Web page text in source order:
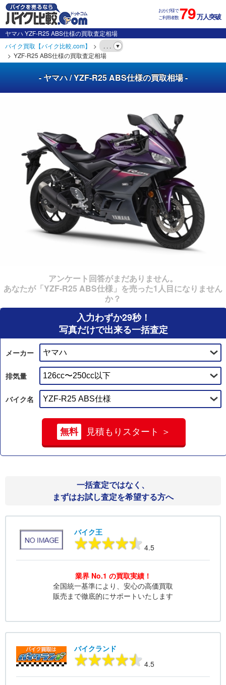
おかげ様で
ご利用者数79万人突破
ヤマハ YZF-R25 ABS仕様の買取査定相場
バイク買取【バイク比較.com】
. . .
YZF-R25 ABS仕様の買取査定相場
- ヤマハ / YZF-R25 ABS仕様の買取相場 -
アンケート回答がまだありません。
あなたが「YZF-R25 ABS仕様」を売った1人目になりません
か？
入力わずか29秒！
写真だけで出来る一括査定
メーカー
排気量
バイク名
無料 見積もりスタート ＞
一括査定ではなく、
まずはお試し査定を希望する方へ
バイク王
4.5
業界 No.1 の買取実績！
全国統一基準により、安心の高価買取
販売まで徹底的にサポートいたします
バイクランド
4.5